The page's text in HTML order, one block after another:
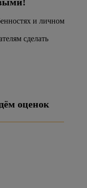
и личном
сделать
оценок